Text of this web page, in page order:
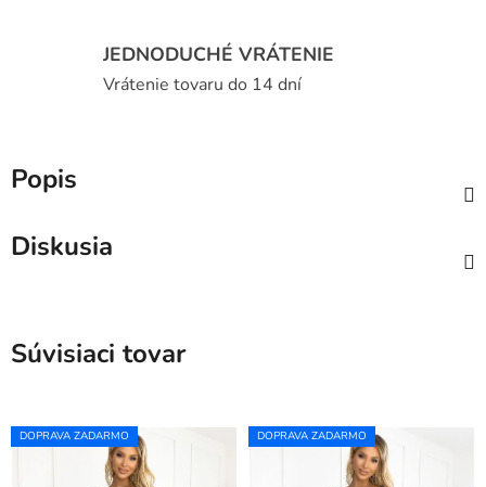
JEDNODUCHÉ VRÁTENIE
Vrátenie tovaru do 14 dní
Popis
Diskusia
Súvisiaci tovar
DOPRAVA ZADARMO DOPRAVA ZADARMO